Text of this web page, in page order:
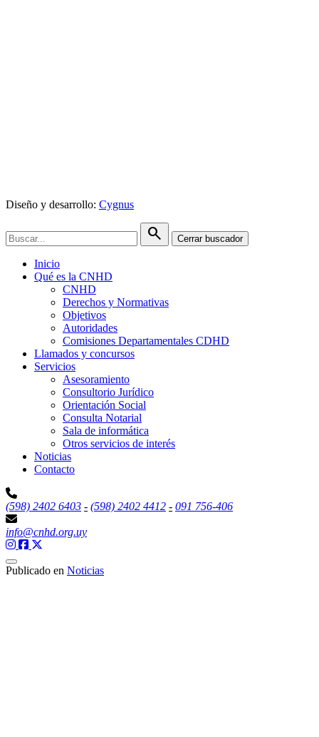
Diseño y desarrollo: Cygnus
search Cerrar buscador
Inicio
Qué es la CNHD
CNHD
Derechos y Normativas
Objetivos
Autoridades
Comisiones Departamentales CDHD
Llamados y concursos
Servicios
Asesoramiento
Consultorio Jurídico
Orientación Social
Consulta Notarial
Sala de informática
Otros servicios de interés
Noticias
Contacto
(598) 2402 6403 - (598) 2402 4412 - 091 756-406
info@cnhd.org.uy
Publicado en Noticias